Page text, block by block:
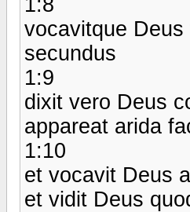
vocavitque
secundus
1:9
dixit vero Deus
appareat arida
1:10
et vocavit Deus
et vidit Deus